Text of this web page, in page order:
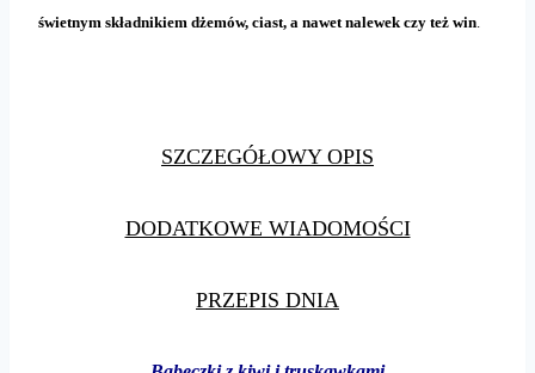
świetnym składnikiem dżemów, ciast, a nawet nalewek czy też win.
SZCZEGÓŁOWY OPIS
DODATKOWE WIADOMOŚCI
PRZEPIS DNIA